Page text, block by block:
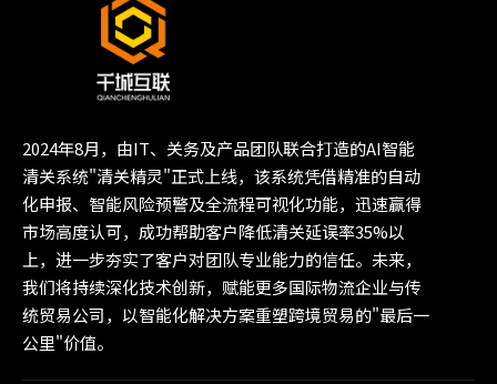
2024年8月，由IT、关务及产品团队联合打造的AI智能
清关系统"清关精灵"正式上线，该系统凭借精准的自动
化申报、智能风险预警及全流程可视化功能，迅速赢得
市场高度认可，成功帮助客户降低清关延误率35%以
上，进一步夯实了客户对团队专业能力的信任。未来，
我们将持续深化技术创新，赋能更多国际物流企业与传
统贸易公司，以智能化解决方案重塑跨境贸易的"最后一
公里"价值。